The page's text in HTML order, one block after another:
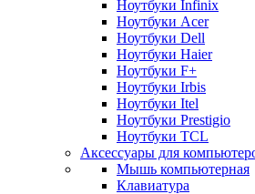
Ноутбуки Infinix
Ноутбуки Acer
Ноутбуки Dell
Ноутбуки Haier
Ноутбуки F+
Ноутбуки Irbis
Ноутбуки Itel
Ноутбуки Prestigio
Ноутбуки TCL
Аксессуары для
Мышь компьютерная
Клавиатура